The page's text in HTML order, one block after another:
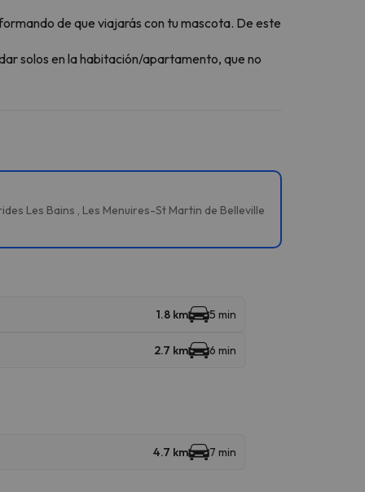
de que viajarás con tu mascota. De este
solos en la habitación/apartamento, que no
Les Bains , Les Menuires-St Martin de Belleville
1.8 km 5 min
2.7 km 6 min
4.7 km 7 min